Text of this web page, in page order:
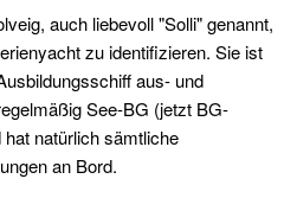
auch liebevoll "Solli" genannt,
zu identifizieren. Sie ist
aus- und
See-BG (jetzt BG-
natürlich sämtliche
an Bord.